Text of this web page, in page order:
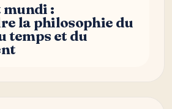
:
la philosophie du
temps et du